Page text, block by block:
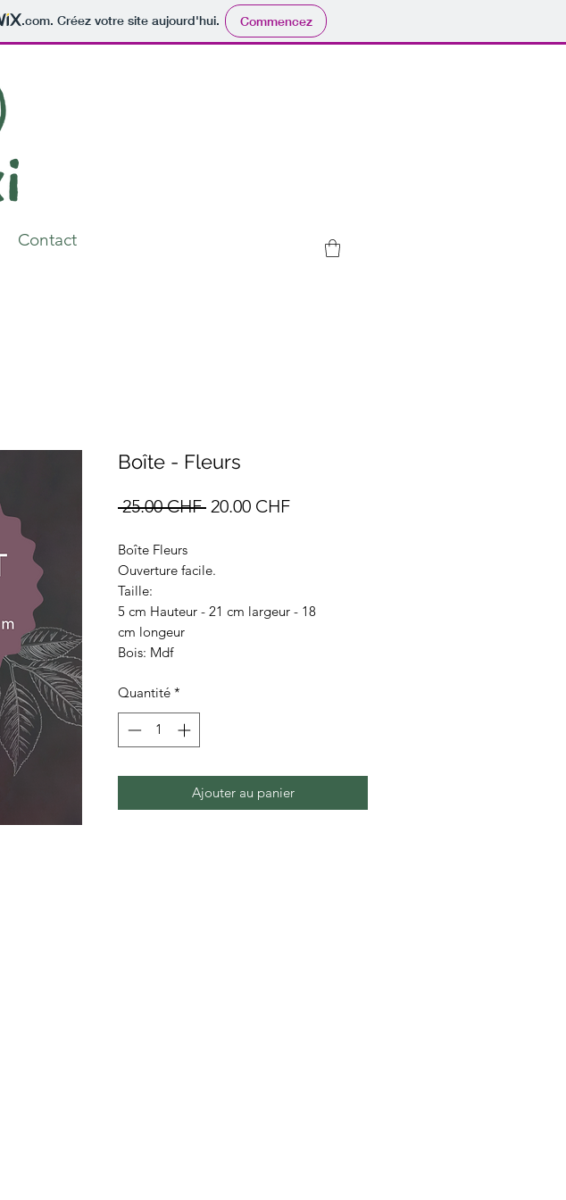
.com. Créez votre site aujourd'hui. Commencez
Contact
Boîte - Fleurs
25.00 CHF Prix
20.00 CHFPrix
Boîte Fleurs
Ouverture facile.
Taille:
5 cm Hauteur - 21 cm largeur - 18
cm longeur
Bois: Mdf
Quantité *
Ajouter au panier